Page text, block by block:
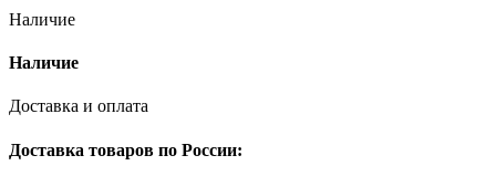
Наличие
Наличие
Доставка и оплата
Доставка товаров по России: